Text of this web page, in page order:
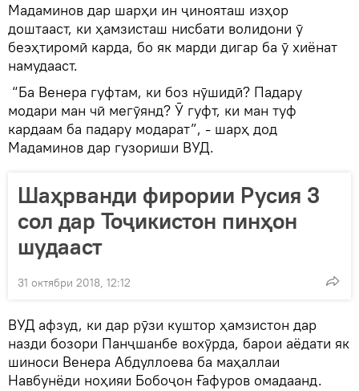
Мадаминов дар шарҳи ин ҷинояташ изҳор
доштааст, ки ҳамзисташ нисбати волидони ӯ
беэҳтиромӣ карда, бо як марди дигар ба ӯ хиёнат
намудааст.
“Ба Венера гуфтам, ки боз нӯшидӣ? Падару
модари ман чӣ мегӯянд? Ӯ гуфт, ки ман туф
кардаам ба падару модарат”, - шарҳ дод
Мадаминов дар гузориши ВУД.
Шаҳрванди фирории Русия 3
сол дар Тоҷикистон пинҳон
шудааст
31 октябри 2018, 12:12
ВУД афзуд, ки дар рӯзи куштор ҳамзистон дар
назди бозори Панҷшанбе вохӯрда, барои аёдати як
шиноси Венера Абдуллоева ба маҳаллаи
Навбунёди ноҳияи Бобоҷон Ғафуров омадаанд.